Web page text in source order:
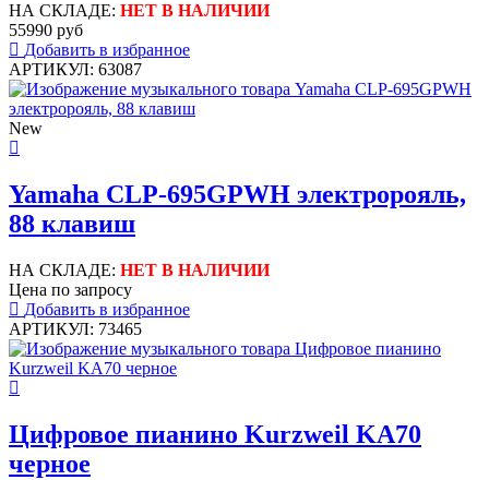
НА СКЛАДЕ: НЕТ В НАЛИЧИИ
55990 руб
Добавить в избранное
АРТИКУЛ: 63087
New
Yamaha CLP-695GPWH электророяль,
88 клавиш
НА СКЛАДЕ: НЕТ В НАЛИЧИИ
Цена по запросу
Добавить в избранное
АРТИКУЛ: 73465
Цифровое пианино Kurzweil KA70
черное